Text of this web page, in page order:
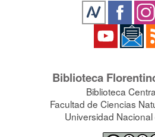
Biblioteca
Biblioteca
Facultad de Ciencias
Universidad